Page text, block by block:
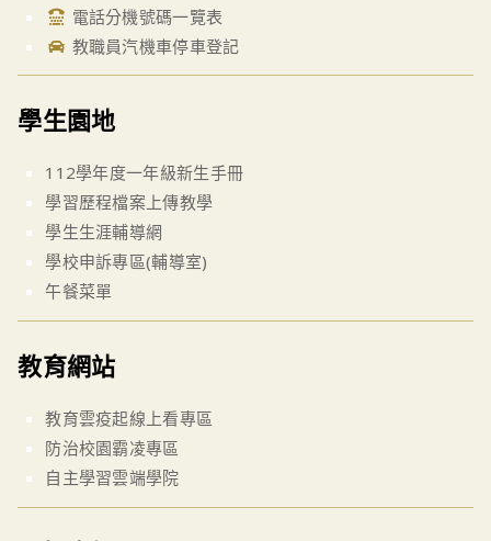
電話分機號碼一覽表
教職員汽機車停車登記
學生園地
112學年度一年級新生手冊
學習歷程檔案上傳教學
學生生涯輔導網
學校申訴專區(輔導室)
午餐菜單
教育網站
教育雲疫起線上看專區
防治校園霸凌專區
自主學習雲端學院